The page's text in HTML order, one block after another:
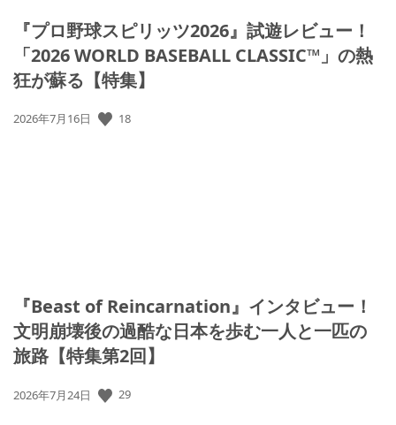
『プロ野球スピリッツ2026』試遊レビュー！
「2026 WORLD BASEBALL CLASSIC™」の熱
狂が蘇る【特集】
公
2026年7月16日 18
『Beast of Reincarnation』インタビュー！
文明崩壊後の過酷な日本を歩む一人と一匹の
旅路【特集第2回】
公
2026年7月24日 29